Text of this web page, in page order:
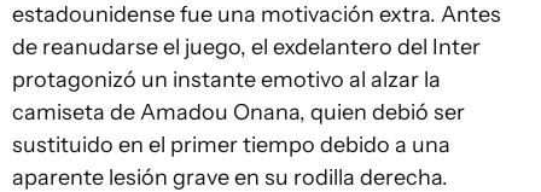
estadounidense fue una motivación extra. Antes
de reanudarse el juego, el exdelantero del Inter
protagonizó un instante emotivo al alzar la
camiseta de Amadou Onana, quien debió ser
sustituido en el primer tiempo debido a una
aparente lesión grave en su rodilla derecha.